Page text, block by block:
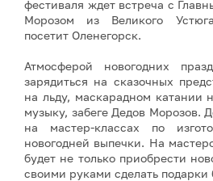
фестиваля ждет встреча с
Морозом из Великого
посетит Оленегорск.
Атмосферой новогодних
зарядиться на сказочных
на льду, маскарадном катании
музыку, забеге Дедов Морозов.
на мастер-классах по
новогодней выпечки. На
будет не только приобрести
своими руками сделать